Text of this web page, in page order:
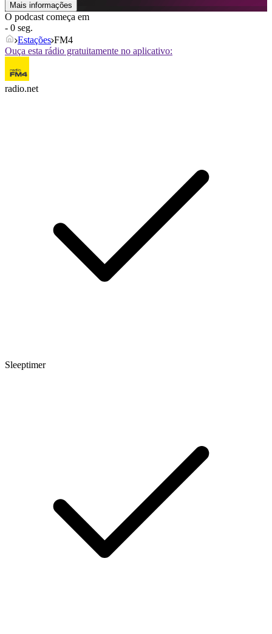
Mais informações
O podcast começa em
- 0 seg.
Estações FM4
Ouça esta rádio gratuitamente no aplicativo:
radio.net
Sleeptimer